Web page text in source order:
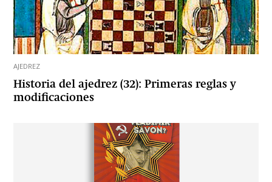
AJEDREZ
Historia del ajedrez (32): Primeras reglas y
modificaciones